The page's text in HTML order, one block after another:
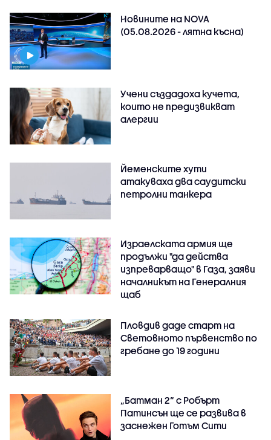
Новините на NOVA
(05.08.2026 - лятна късна)
Учени създадоха кучета,
които не предизвикват
алергии
Йеменските хути
атакуваха два саудитски
петролни танкера
Израелската армия ще
продължи "да действа
изпреварващо" в Газа, заяви
началникът на Генералния
щаб
Пловдив даде старт на
Световното първенство по
гребане до 19 години
„Батман 2“ с Робърт
Патинсън ще се развива в
заснежен Готъм Сити